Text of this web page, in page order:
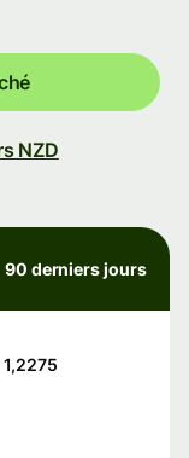
NZD
90 derniers jours
1,2275